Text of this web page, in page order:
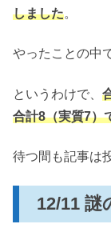
しました。
やったことの中
というわけで、
合計8（実質7）
待つ間も記事は
12/11 謎